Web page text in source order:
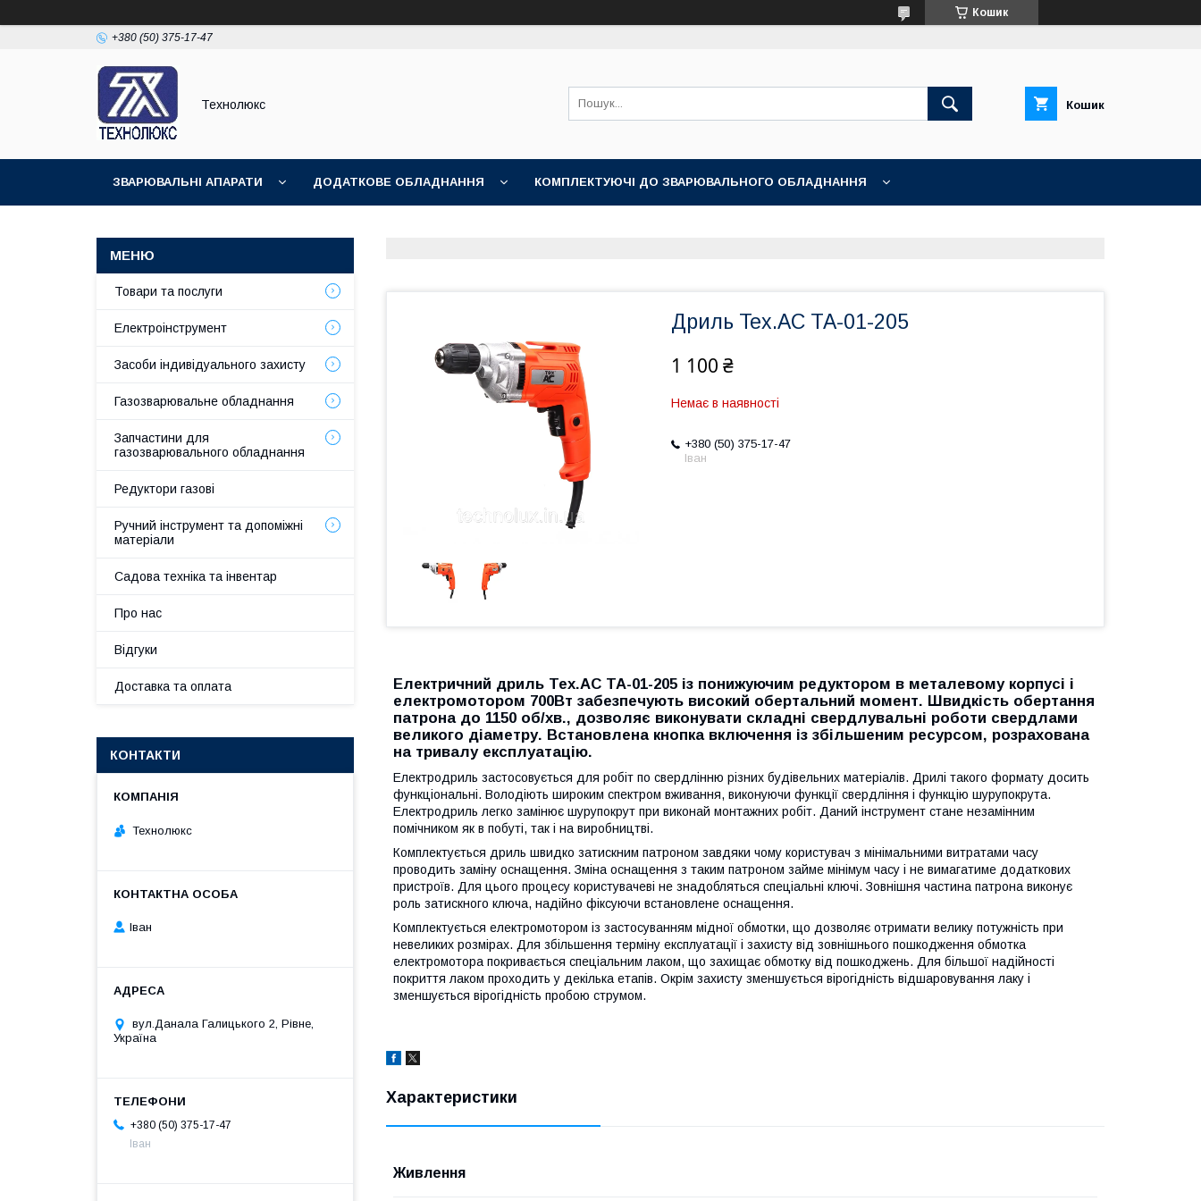
Кошик
+380 (50) 375-17-47
Технолюкс Кошик
ЗВАРЮВАЛЬНІ АПАРАТИ ДОДАТКОВЕ ОБЛАДНАННЯ КОМПЛЕКТУЮЧІ ДО ЗВАРЮВАЛЬНОГО ОБЛАДНАННЯ
Дриль Tex.AC ТА-01-205
1 100 ₴
Немає в наявності
+380 (50) 375-17-47
Іван
Електричний дриль Тех.АС ТА-01-205 із понижуючим редуктором в металевому корпусі і
електромотором 700Вт забезпечують високий обертальний момент. Швидкість обертання
патрона до 1150 об/хв., дозволяє виконувати складні свердлувальні роботи свердлами
великого діаметру. Встановлена кнопка включення із збільшеним ресурсом, розрахована
на тривалу експлуатацію.
Електродриль застосовується для робіт по свердлінню різних будівельних матеріалів. Дрилі такого формату досить
функціональні. Володіють широким спектром вживання, виконуючи функції свердління і функцію шурупокрута.
Електродриль легко замінює шурупокрут при виконай монтажних робіт. Даний інструмент стане незамінним
помічником як в побуті, так і на виробництві.
Комплектується дриль швидко затискним патроном завдяки чому користувач з мінімальними витратами часу
проводить заміну оснащення. Зміна оснащення з таким патроном займе мінімум часу і не вимагатиме додаткових
пристроїв. Для цього процесу користувачеві не знадобляться спеціальні ключі. Зовнішня частина патрона виконує
роль затискного ключа, надійно фіксуючи встановлене оснащення.
Комплектується електромотором із застосуванням мідної обмотки, що дозволяє отримати велику потужність при
невеликих розмірах. Для збільшення терміну експлуатації і захисту від зовнішнього пошкодження обмотка
електромотора покривається спеціальним лаком, що захищає обмотку від пошкоджень. Для більшої надійності
покриття лаком проходить у декілька етапів. Окрім захисту зменшується вірогідність відшаровування лаку і
зменшується вірогідність пробою струмом.
Характеристики
Живлення
Товари та послуги
Електроінструмент
Засоби індивідуального захисту
Газозварювальне обладнання
Запчастини для
газозварювального обладнання
Редуктори газові
Ручний інструмент та допоміжні
матеріали
Садова техніка та інвентар
Про нас
Відгуки
Доставка та оплата
КОНТАКТИ
Технолюкс
Іван
вул.Данала Галицького 2, Рівне,
Україна
+380 (50) 375-17-47
Іван